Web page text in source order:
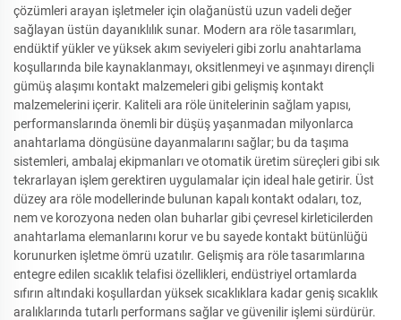
çözümleri arayan işletmeler için olağanüstü uzun vadeli değer
sağlayan üstün dayanıklılık sunar. Modern ara röle tasarımları,
endüktif yükler ve yüksek akım seviyeleri gibi zorlu anahtarlama
koşullarında bile kaynaklanmayı, oksitlenmeyi ve aşınmayı dirençli
gümüş alaşımı kontakt malzemeleri gibi gelişmiş kontakt
malzemelerini içerir. Kaliteli ara röle ünitelerinin sağlam yapısı,
performanslarında önemli bir düşüş yaşanmadan milyonlarca
anahtarlama döngüsüne dayanmalarını sağlar; bu da taşıma
sistemleri, ambalaj ekipmanları ve otomatik üretim süreçleri gibi sık
tekrarlayan işlem gerektiren uygulamalar için ideal hale getirir. Üst
düzey ara röle modellerinde bulunan kapalı kontakt odaları, toz,
nem ve korozyona neden olan buharlar gibi çevresel kirleticilerden
anahtarlama elemanlarını korur ve bu sayede kontakt bütünlüğü
korunurken işletme ömrü uzatılır. Gelişmiş ara röle tasarımlarına
entegre edilen sıcaklık telafisi özellikleri, endüstriyel ortamlarda
sıfırın altındaki koşullardan yüksek sıcaklıklara kadar geniş sıcaklık
aralıklarında tutarlı performans sağlar ve güvenilir işlemi sürdürür.